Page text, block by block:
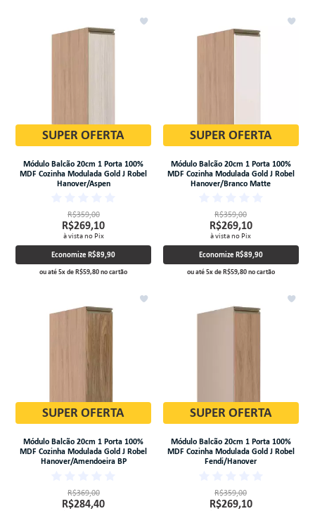
SUPER OFERTA
Módulo Balcão 20cm 1 Porta 100%
MDF Cozinha Modulada Gold J Robel
Hanover/Aspen
R$359,00
R$269,10
à vista no Pix
EconomizeR$89,90
ou até5xdeR$59,80no cartão
SUPER OFERTA
Módulo Balcão 20cm 1 Porta 100%
MDF Cozinha Modulada Gold J Robel
Hanover/Branco Matte
R$359,00
R$269,10
à vista no Pix
Economize R$89,90
ou até5xdeR$59,80no cartão
SUPER OFERTA
Módulo Balcão 20cm 1 Porta 100%
MDF Cozinha Modulada Gold J Robel
Hanover/Amendoeira BP
R$369,00
R$284,40
SUPER OFERTA
Módulo Balcão 20cm 1 Porta 100%
MDF Cozinha Modulada Gold J Robel
Fendi/Hanover
R$359,00
R$269,10